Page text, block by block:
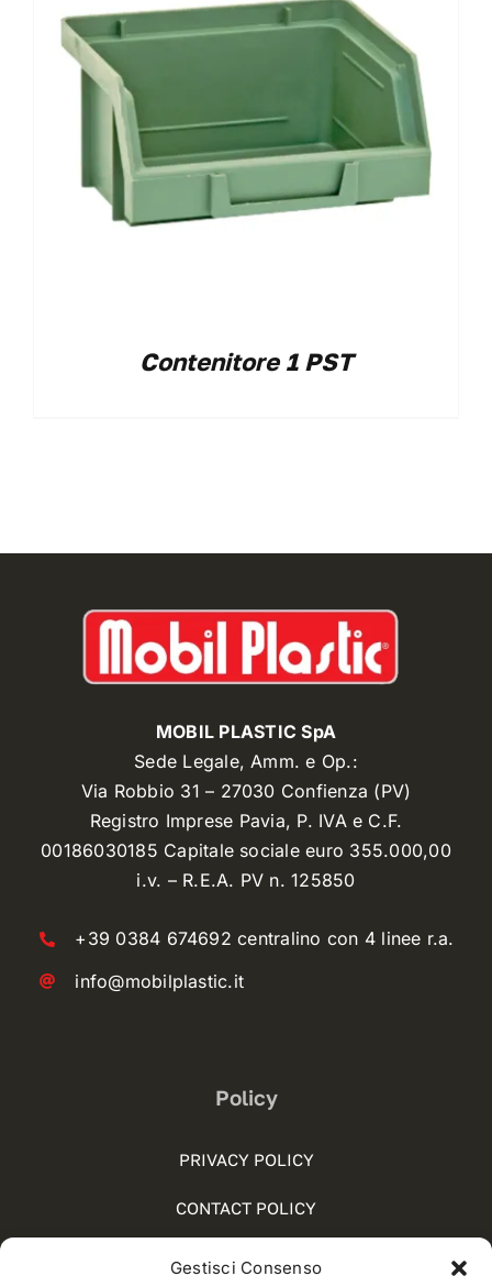
Gestisci Consenso
Contenitore 1 PST
MOBIL PLASTIC SpA
Sede Legale, Amm. e Op.:
Via Robbio 31 – 27030 Confienza (PV)
Registro Imprese Pavia, P. IVA e C.F.
00186030185 Capitale sociale euro 355.000,00
i.v. – R.E.A. PV n. 125850
+39 0384 674692 centralino con 4 linee r.a.
info@mobilplastic.it
Policy
PRIVACY POLICY
CONTACT POLICY
COOKIE POLICY (UE)